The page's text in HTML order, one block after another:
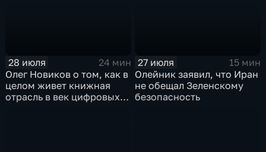
28 июля
24 мин
Олег Новиков о том, как в
целом живет книжная
отрасль в век цифровых
27 июля
15 мин
Олейник заявил, что Иран
не обещал Зеленскому
безопасность